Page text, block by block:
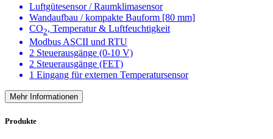
Luftgütesensor / Raumklimasensor
Wandaufbau / kompakte Bauform [80 mm]
CO2, Temperatur & Luftfeuchtigkeit
Modbus ASCII und RTU
2 Steuerausgänge (0-10 V)
2 Steuerausgänge (FET)
1 Eingang für externen Temperatursensor
Mehr Informationen
Produkte